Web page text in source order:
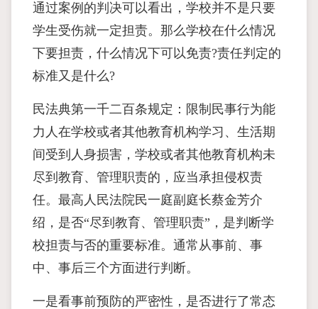
通过案例的判决可以看出，学校并不是只要
学生受伤就一定担责。那么学校在什么情况
下要担责，什么情况下可以免责?责任判定的
标准又是什么?
民法典第一千二百条规定：限制民事行为能
力人在学校或者其他教育机构学习、生活期
间受到人身损害，学校或者其他教育机构未
尽到教育、管理职责的，应当承担侵权责
任。最高人民法院民一庭副庭长蔡金芳介
绍，是否“尽到教育、管理职责”，是判断学
校担责与否的重要标准。通常从事前、事
中、事后三个方面进行判断。
一是看事前预防的严密性，是否进行了常态